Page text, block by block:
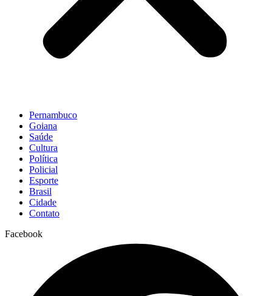
Pernambuco
Goiana
Saúde
Cultura
Política
Policial
Esporte
Brasil
Cidade
Contato
Facebook